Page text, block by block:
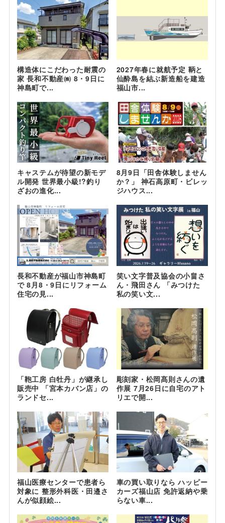
構造体にこだわった耐震の
家 長和不動産㈱ 8・9日に
神島町で...
2027年春に就航予定 鞆と
仙酔島を結ぶ新造船を建造
福山市...
キャステムが待望の新モデ
ル開発 世界最小級!?釣り
ざおの進化...
8月9日「田舎体験しません
か？」 神石高原町・ビレッ
ジハウス...
長和不動産が福山市神島町
で 8月8・9日にリフォーム
住宅の見...
笑い文字普及協会の小畠さ
ん・飛田さん 「みつけた
私の笑い文...
「鞄工房 白牡丹」が継承し
販売中 「宮本カバン店」の
ランドセ...
彫刻家・松岡髙則さんの遺
作展 7月26日に自宅のアト
リエで開...
福山医療センターで患者ら
対象に 整形外科医・田邉さ
んが似顔絵...
車の買い取りなら ハッピー
カーズ福山店 免許返納や乗
らない車...